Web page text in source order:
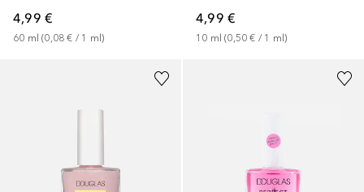
4,99 €
60 ml (0,08 € / 1 ml)
4,99 €
10 ml (0,50 € / 1 ml)